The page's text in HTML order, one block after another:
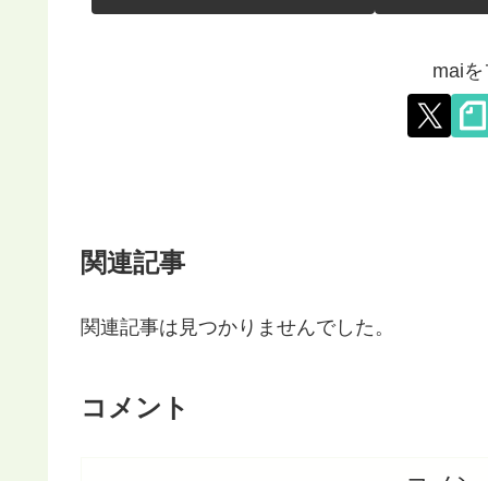
mai
関連記事
関連記事は見つかりませんでした。
コメント